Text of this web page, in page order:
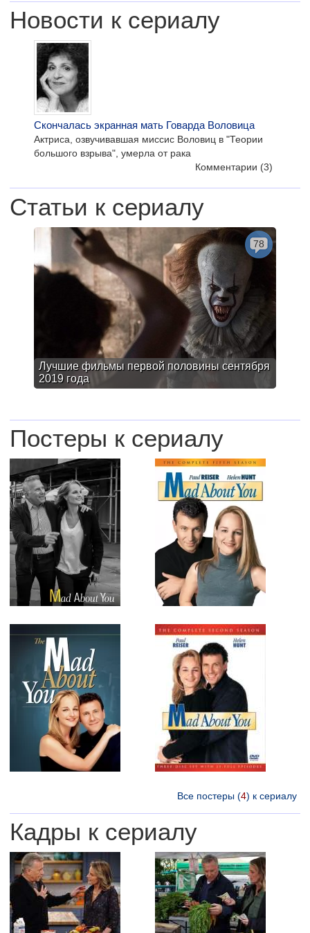
Новости к сериалу
Скончалась экранная мать Говарда Воловица
Актриса, озвучивавшая миссис Воловиц в "Теории
большого взрыва", умерла от рака
Комментарии (3)
Статьи к сериалу
Лучшие фильмы первой половины сентября
2019 года
78
Постеры к сериалу
Все постеры (4) к сериалу
Кадры к сериалу